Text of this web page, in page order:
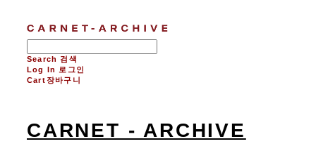
Search 검색
Log In
로그인
Cart장바구니
CARNET - ARCHIVE